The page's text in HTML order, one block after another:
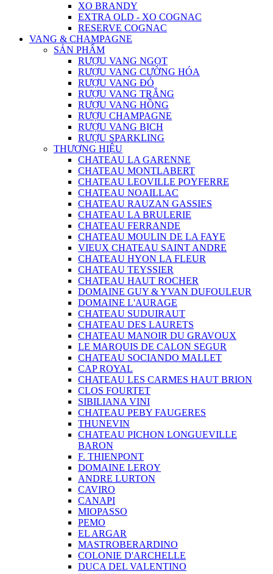
XO BRANDY
EXTRA OLD - XO COGNAC
RESERVE COGNAC
VANG & CHAMPAGNE
SẢN PHẨM
RƯỢU VANG NGỌT
RƯỢU VANG CƯỜNG HÓA
RƯỢU VANG ĐỎ
RƯỢU VANG TRẮNG
RƯỢU VANG HỒNG
RƯỢU CHAMPAGNE
RƯỢU VANG BỊCH
RƯỢU SPARKLING
THƯƠNG HIỆU
CHATEAU LA GARENNE
CHATEAU MONTLABERT
CHATEAU LEOVILLE POYFERRE
CHATEAU NOAILLAC
CHATEAU RAUZAN GASSIES
CHATEAU LA BRULERIE
CHATEAU FERRANDE
CHATEAU MOULIN DE LA FAYE
VIEUX CHATEAU SAINT ANDRE
CHATEAU HYON LA FLEUR
CHATEAU TEYSSIER
CHATEAU HAUT ROCHER
DOMAINE GUY & YVAN DUFOULEUR
DOMAINE L'AURAGE
CHATEAU SUDUIRAUT
CHATEAU DES LAURETS
CHATEAU MANOIR DU GRAVOUX
LE MARQUIS DE CALON SEGUR
CHATEAU SOCIANDO MALLET
CAP ROYAL
CHATEAU LES CARMES HAUT BRION
CLOS FOURTET
SIBILIANA VINI
CHATEAU PEBY FAUGERES
THUNEVIN
CHATEAU PICHON LONGUEVILLE
BARON
F. THIENPONT
DOMAINE LEROY
ANDRE LURTON
CAVIRO
CANAPI
MIOPASSO
PEMO
EL ARGAR
MASTROBERARDINO
COLONIE D'ARCHELLE
DUCA DEL VALENTINO